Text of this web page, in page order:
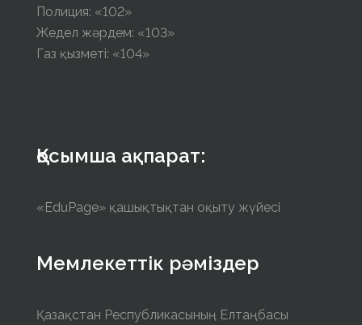
Полиция: «102»
Жедел жәрдем: «103»
Газ қызметі: «104»
Қосымша ақпарат:
«EduPage» қашықтықтан оқыту жүйесі
Мемлекеттік рәміздер
Қазақстан Республикасының Елтаңбасы